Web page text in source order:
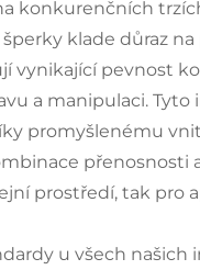
konkurenčních
klade důraz na
vynikající pevnost
a manipulaci. Tyto
promyšlenému
přenosnosti
prostředí, tak pro
u všech našich